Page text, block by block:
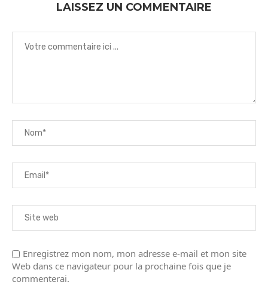
LAISSEZ UN COMMENTAIRE
Enregistrez mon nom, mon adresse e-mail et mon site
Web dans ce navigateur pour la prochaine fois que je
commenterai.